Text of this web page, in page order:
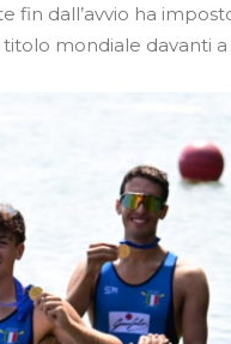
fin dall’avvio ha
mondiale davanti a